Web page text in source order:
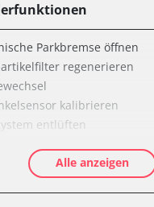
Stabilitätskontrolle (VSC)
(EPB / SBC)
Armaturenbrett
vorne (FDIM)
Parkbremse öffnen
regenerieren
kalibrieren
entlüften
anlernen
anlernen
Alle anzeigen